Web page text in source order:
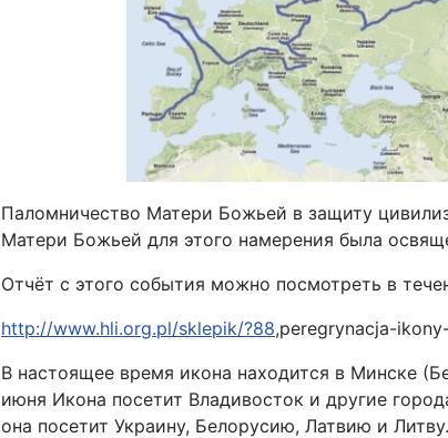
Паломничество Матери Божьей в защиту
Матери Божьей для этого намерения была
Отчёт с этого события можно посмотреть в
http://www.hli.org.pl/sklepik/?88,peregrynacja-
В настоящее время икона находится в Минске
июня Икона посетит Владивосток и другие
она посетит Украину, Белорусию, Латвию и Литву.